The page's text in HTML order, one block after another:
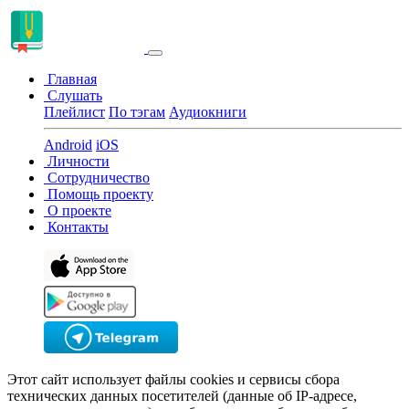
Главная
Слушать
Плейлист По тэгам Аудиокниги
Android iOS
Личности
Сотрудничество
Помощь проекту
О проекте
Контакты
Этот сайт использует файлы cookies и сервисы сбора
технических данных посетителей (данные об IP-адресе,